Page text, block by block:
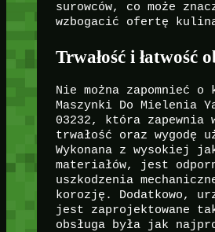
surowców, co może
wzbogacić ofertę
Trwałość i łatwość
Nie można zapomnieć
Maszynki Do Mielenia
03232, która zapewnia
trwałość oraz wygodę
Wykonana z wysokiej
materiałów, jest
uszkodzenia
korozję. Dodatkowo,
jest zaprojektowane
obsługa była jak